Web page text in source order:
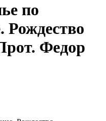
по
Рождество
Федор